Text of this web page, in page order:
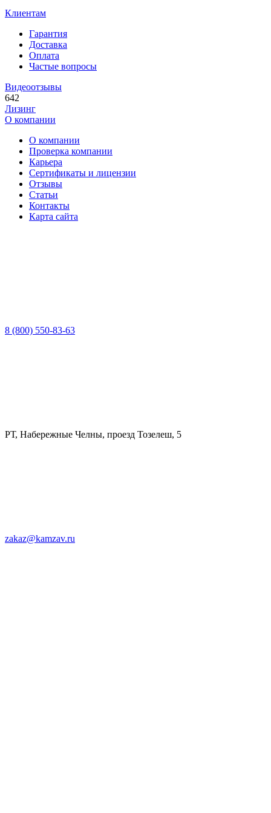
Клиентам
Гарантия
Доставка
Оплата
Частые вопросы
Видеоотзывы
642
Лизинг
О компании
О компании
Проверка компании
Карьера
Сертификаты и лицензии
Отзывы
Статьи
Контакты
Карта сайта
8 (800) 550-83-63
РТ, Набережные Челны, проезд Тозелеш, 5
zakaz@kamzav.ru